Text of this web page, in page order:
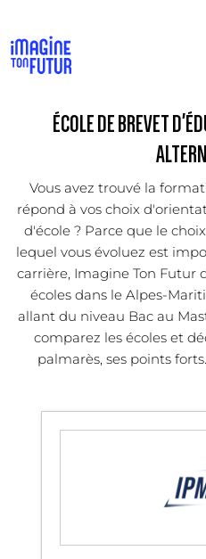
ÉCOLE DE BREVET
Vous avez trouvé la
répond à vos choix
d'école ? Parce que le
lequel vous évoluez est
carrière, Imagine Ton Futur
écoles dans le Alpes-
allant du niveau Bac au
comparez les écoles et
palmarès, ses points